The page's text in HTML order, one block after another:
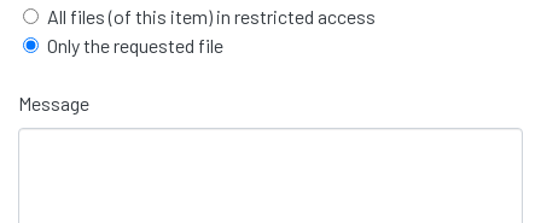
All files (of this item) in restricted access
Only the requested file
Message